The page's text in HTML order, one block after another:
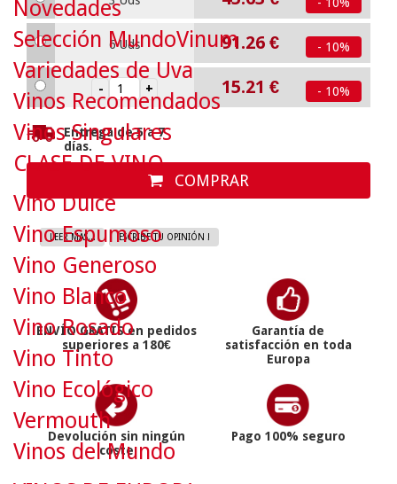
6 Uds 91.26 € - 10%
15.21 € - 10%
Entrega de 5 a 7
días.
COMPRAR
LEER MAS... ESCRIBE TU OPINIÓN !
ENVÍO GRATIS en pedidos
superiores a 180€
Garantía de
satisfacción en toda
Europa
Devolución sin ningún
coste
Pago 100% seguro
Novedades
Selección MundoVinum
Variedades de Uva
Vinos Recomendados
Vinos Singulares
CLASE DE VINO
Vino Dulce
Vino Espumoso
Vino Generoso
Vino Blanco
Vino Rosado
Vino Tinto
Vino Ecológico
Vermouth
Vinos del Mundo